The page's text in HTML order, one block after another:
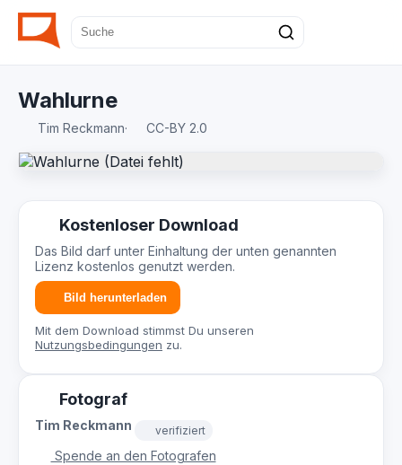
Wahlurne
Tim Reckmann· CC-BY 2.0
Kostenloser Download
Das Bild darf unter Einhaltung der unten genannten
Lizenz kostenlos genutzt werden.
Bild herunterladen
Mit dem Download stimmst Du unseren
Nutzungsbedingungen zu.
Fotograf
Tim Reckmann verifiziert
Spende an den Fotografen